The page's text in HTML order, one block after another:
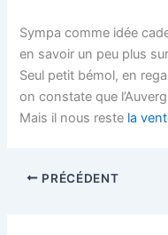
Sympa comme idée
en savoir un peu plus
Seul petit bémol, en
on constate que
Mais il nous reste la
PRÉCÉDENT